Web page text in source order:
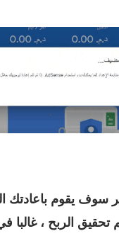
سوف يقوم باعادتك